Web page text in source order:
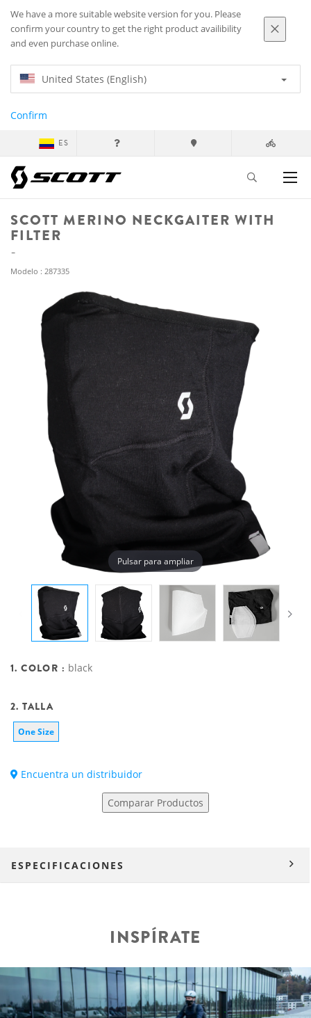
We have a more suitable website version for you. Please
confirm your country to get the right product availibility
and even purchase online.
United States (English)
Confirm
ES
SCOTT MERINO NECKGAITER WITH
FILTER
Modelo : 287335
Pulsar para ampliar
1. COLOR : black
2. TALLA
One Size
Encuentra un distribuidor
Comparar Productos
ESPECIFICACIONES
INSPÍRATE